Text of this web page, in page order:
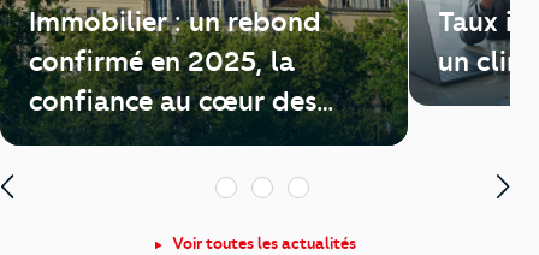
Immobilier : un rebond
confirmé en 2025, la
confiance au cœur des
enjeux de 2026
Taux
un
1 2 3
Voir toutes les actualités